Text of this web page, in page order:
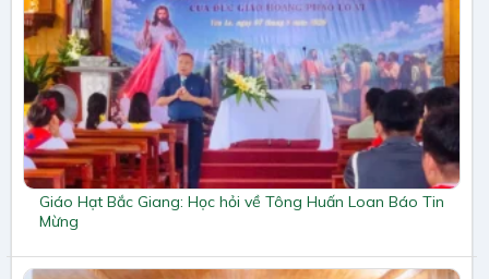
Giáo Hạt Bắc Giang: Học hỏi về Tông Huấn Loan Báo Tin
Mừng